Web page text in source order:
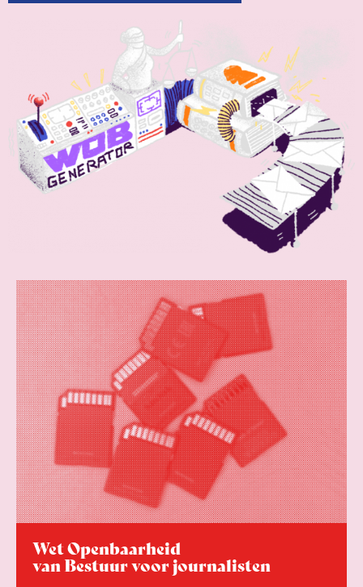
Wet Openbaarheid
van Bestuur voor journalisten